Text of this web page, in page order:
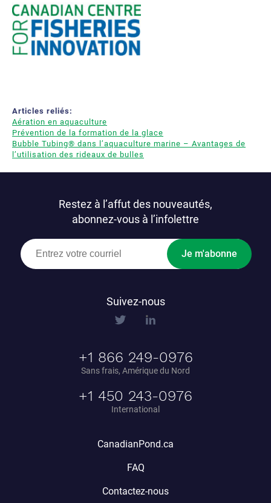
Articles reliés:
Aération en aquaculture
Prévention de la formation de la glace
Bubble Tubing® dans l’aquaculture marine – Avantages de
l’utilisation des rideaux de bulles
Restez à l’affut des nouveautés,
abonnez-vous à l’infolettre
Je m'abonne
Suivez-nous
+1 866 249-0976
Sans frais, Amérique du Nord
+1 450 243-0976
International
CanadianPond.ca
FAQ
Contactez-nous